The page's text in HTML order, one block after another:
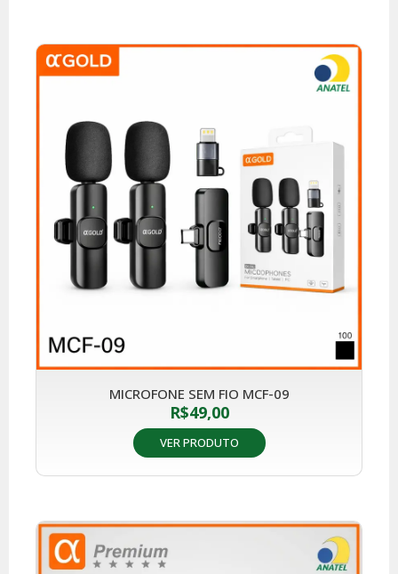
MICROFONE SEM FIO MCF-09
R$49,00
VER PRODUTO